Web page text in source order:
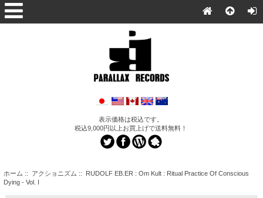
表示価格は税込です。
税込9,000円以上お買上げで送料無料！
ホーム :: アクショニズム :: RUDOLF EB.ER : Om Kult : Ritual Practice Of Conscious
Dying - Vol. I